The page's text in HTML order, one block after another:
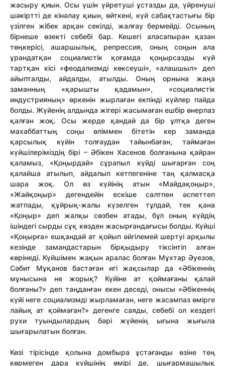
жасыру қиын. Осы үшін үйретуші ұстазды да, үйренуші
шәкіртті де кінәлау қиын, өйткені, күй сабақтастығы бір
үзілген жібек арқан секілді, жалғау бермейді. Осының
бірнеше өзекті себебі бар. Кешегі аласапыран қазан
төңкерісі, ашаршылық, репрессия, оның соңын ала
ұрандатқан социалистік қоғамда қоңырсазды күй
тартқан кісі «феодализмді көксеуші», «алашшыл» деп
айыпталды, айдалды, атылды. Оның орнына жаңа
заманның «қарышты қадамын», «социалистік
индустрияның» өркенін жырлаған екпінді күйлер пайда
болды. Жүйенің алдында жігері жасымаған ешбір өнерпаз
қалған жоқ. Осы жерде қандай да бір ұлтқа деген
махаббаттың соңы өліммен бітетін кер заманда
қарсылық күйін толғаудан тайынбаған, таймаған
күйшілеріміздің бірі – Әбікен Хасенов болғанына қайран
қаламыз, «Қоңырдай» сұрапыл күйді шығарған соң
қалайша атылып, айдалып кетпегеніне таң қалмасқа
шара жоқ. Ол өз күйінің атын «Майдақоңыр»,
«Жайқоңыр» дегендейін ескіше салтпен әспеттеп
жатпады, құйрық-жалы күзелген тұлдай, тек қана
«Қоңыр» деп жалқы сөзбен атады, бұл оның күйдің
ішіндегі сырды сұқ көзден жасырғандағысы болды. Күйші
«Қоңырға» ешқандай ат қойып әйгілемей шертуі арқылы
кезінде замандастарын бірқыдыру тіксінтіп алған
көрінеді. Күйшімен жақын аралас болған Мұхтар Әуезов,
Сәбит Мұқанов бастаған игі жақсылар да «Әбікеннің
мұнысына не жорық? Күйіне ат қоймағаны қалай
болғаны?» деп таңданған екен деседі, онысы «Әбікеннің
күйі неге социализмді жырламаған, неге жасампаз өмірге
лайық ат қоймаған?» дегенге саяды, себебі ол кездегі
рухи туындылардың бәрі жүйенің ығына жығыла
шығарылатын болған.
Көзі тірісінде қолына домбыра ұстағанды өзіне тең
көрмеген дара күйшінің өмірі де, шығармашылық